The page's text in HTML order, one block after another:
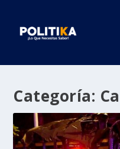
Categoría: